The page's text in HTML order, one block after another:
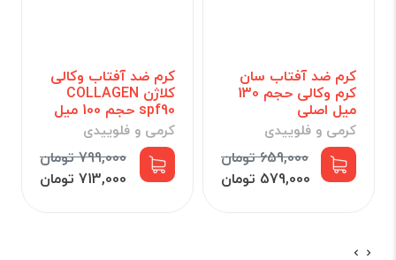
کرم ضد آفتاب سان
کرم وکالی حجم 130
میل اصلی
کرمی و فلوییدی
659,000 تومان
579,000 تومان
کرم ضد آفتاب وکالی
کلاژن COLLAGEN
spf90 حجم 100 میل
کرمی و فلوییدی
799,000 تومان
713,000 تومان